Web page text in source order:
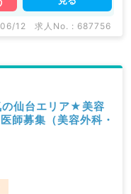
12 求人No. : 687756
仙台エリア★美容
師募集（美容外科・